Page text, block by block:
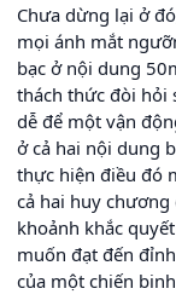
Chưa dừng lại ở
mọi ánh mắt
bạc ở nội dung
thách thức đòi hỏi
dễ để một vận
ở cả hai nội dung
thực hiện điều đó
cả hai huy
khoảnh khắc
muốn đạt đến
của một chiến